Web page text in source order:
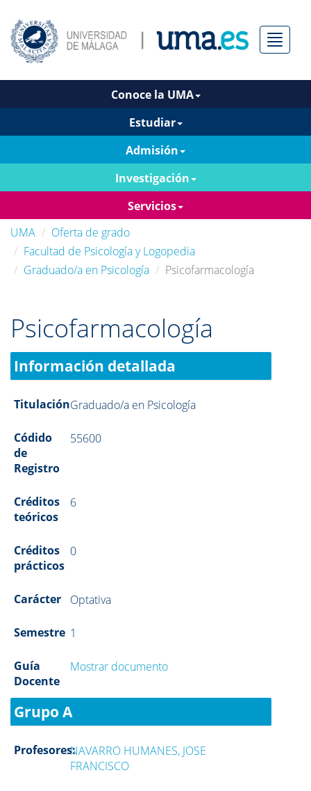
Menú
Conoce la UMA
Estudiar
Admisión
Investigación
Servicios
UMA
Oferta de grado
Facultad de Psicología y Logopedia
Graduado/a en Psicología
Psicofarmacología
Psicofarmacología
Información detallada
TitulaciónGraduado/a en Psicología
Códido
de
Registro
55600
Créditos
teóricos
6
Créditos
prácticos
0
Carácter Optativa
Semestre 1
Guía
Docente
Mostrar documento
Grupo A
Profesores:NAVARRO HUMANES, JOSE
FRANCISCO